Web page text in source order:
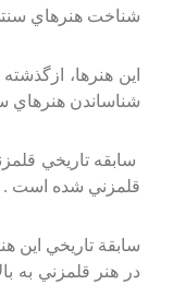
شناخت‌ هنرهاي‌
اين‌ هنرها،
شناساندن‌ هنرهاي‌
سابقه‌ تاريخي‌
قلمزني‌ شده‌ است‌ .
سابقة‌ تاريخي‌ اين‌
در هنر قلمزني‌ به‌